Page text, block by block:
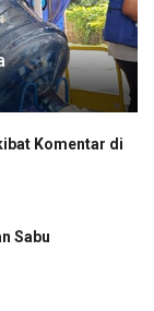
Komentar di
Sabu